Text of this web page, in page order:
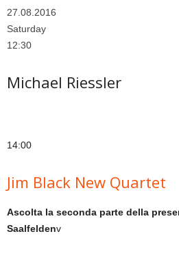
27.08.2016
Saturday
12:30
Michael Riessler
14:00
Jim Black New Quartet
Ascolta la seconda parte della
Saalfeldenv